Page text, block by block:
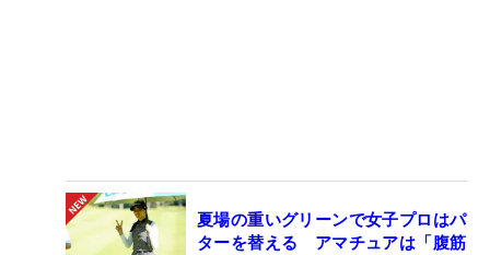
夏場の重いグリーンで女子プロはパ
ターを替える アマチュアは「腹筋